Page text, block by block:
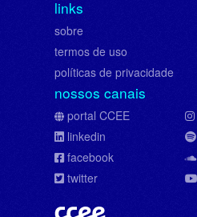
links
sobre
termos de uso
políticas de privacidade
nossos canais
portal CCEE
linkedin
facebook
twitter